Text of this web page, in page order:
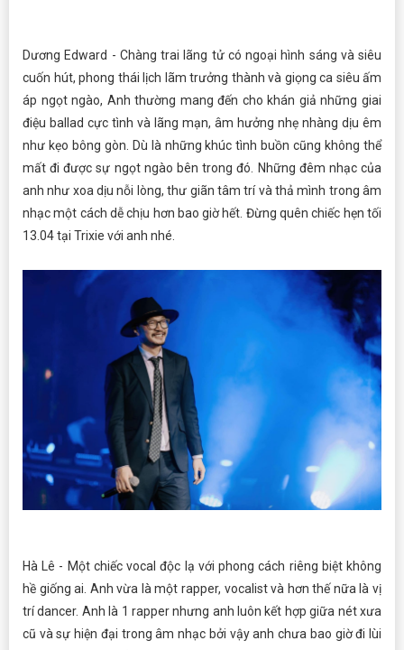
Dương Edward - Chàng trai lãng tử có ngoại hình sáng và siêu
cuốn hút, phong thái lịch lãm trưởng thành và giọng ca siêu ấm
áp ngọt ngào, Anh thường mang đến cho khán giả những giai
điệu ballad cực tình và lãng mạn, âm hưởng nhẹ nhàng dịu êm
như kẹo bông gòn. Dù là những khúc tình buồn cũng không thể
mất đi được sự ngọt ngào bên trong đó. Những đêm nhạc của
anh như xoa dịu nỗi lòng, thư giãn tâm trí và thả mình trong âm
nhạc một cách dễ chịu hơn bao giờ hết. Đừng quên chiếc hẹn tối
13.04 tại Trixie với anh nhé.
Hà Lê - Một chiếc vocal độc lạ với phong cách riêng biệt không
hề giống ai. Anh vừa là một rapper, vocalist và hơn thế nữa là vị
trí dancer. Anh là 1 rapper nhưng anh luôn kết hợp giữa nét xưa
cũ và sự hiện đại trong âm nhạc bởi vậy anh chưa bao giờ đi lùi